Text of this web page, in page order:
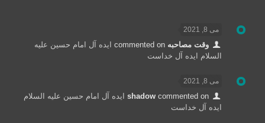
می 8, 2021
وقت مصاحبه commented on
ایده آل امام حسین علیه
السلام ایده آل خداست
می 8, 2021
shadowcommented on
ایده آل امام حسین علیه السلام
ایده آل خداست